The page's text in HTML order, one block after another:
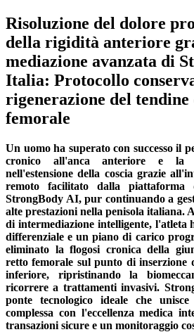
Risoluzione del dolore
della rigidità anteriore
mediazione avanzata di
Italia: Protocollo
rigenerazione del
femorale
Un uomo ha superato con successo il
cronico all'anca anteriore e la
nell'estensione della coscia grazie
remoto facilitato dalla piattaforma
StrongBody AI, pur continuando a
alte prestazioni nella penisola italiana.
di intermediazione intelligente, l'atleta
differenziale e un piano di carico
eliminato la flogosi cronica della
retto femorale sul punto di inserzione
inferiore, ripristinando la
ricorrere a trattamenti invasivi.
ponte tecnologico ideale che
complessa con l'eccellenza medica
transazioni sicure e un monitoraggio